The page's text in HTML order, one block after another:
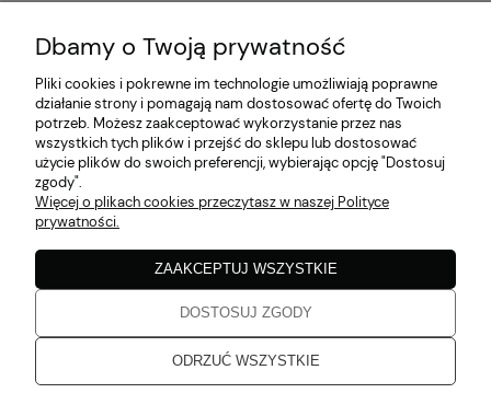
MOJE KONTO
PŁATNOŚCI I DOSTAWA
INFORMACJE
O NAS
Dbamy o Twoją prywatność
Pliki cookies i pokrewne im technologie umożliwiają poprawne
działanie strony i pomagają nam dostosować ofertę do Twoich
potrzeb. Możesz zaakceptować wykorzystanie przez nas
wszystkich tych plików i przejść do sklepu lub dostosować
użycie plików do swoich preferencji, wybierając opcję "Dostosuj
zgody".
Więcej o plikach cookies przeczytasz w naszej Polityce
prywatności.
ODRZUĆ WSZYSTKIE
DOSTOSUJ ZGODY
ZAAKCEPTUJ WSZYSTKIE